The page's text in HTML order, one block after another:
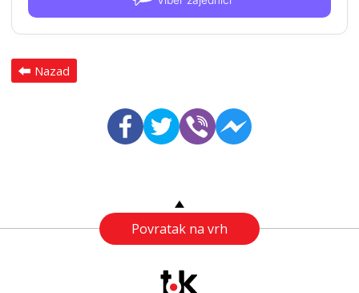
Nazad
Povratak na vrh